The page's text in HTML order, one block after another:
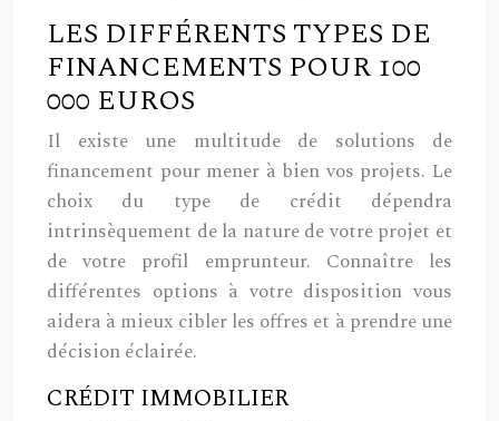
LES DIFFÉRENTS TYPES DE
FINANCEMENTS POUR 100
000 EUROS
Il existe une multitude de solutions de
financement pour mener à bien vos projets. Le
choix du type de crédit dépendra
intrinsèquement de la nature de votre projet et
de votre profil emprunteur. Connaître les
différentes options à votre disposition vous
aidera à mieux cibler les offres et à prendre une
décision éclairée.
CRÉDIT IMMOBILIER